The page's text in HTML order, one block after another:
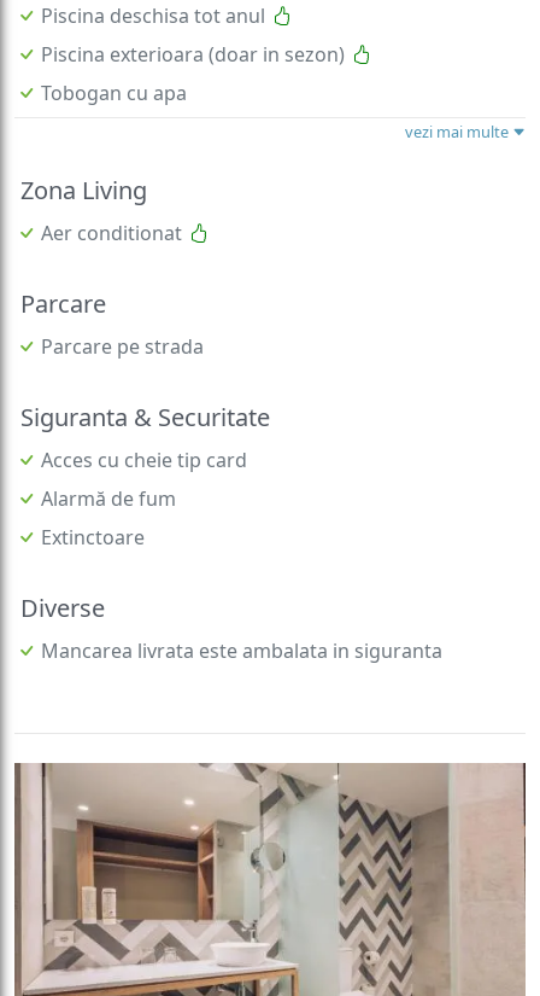
Piscina deschisa tot anul
Piscina exterioara (doar in sezon)
Tobogan cu apa
vezi mai multe
Zona Living
Aer conditionat
Parcare
Parcare pe strada
Siguranta & Securitate
Acces cu cheie tip card
Alarmă de fum
Extinctoare
Diverse
Mancarea livrata este ambalata in siguranta